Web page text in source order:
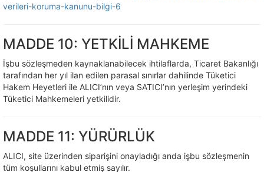
verileri-koruma-kanunu-bilgi-6
MADDE 10: YETKİLİ MAHKEME
İşbu sözleşmeden kaynaklanabilecek ihtilaflarda, Ticaret Bakanlığı
tarafından her yıl ilan edilen parasal sınırlar dahilinde Tüketici
Hakem Heyetleri ile ALICI’nın veya SATICI’nın yerleşim yerindeki
Tüketici Mahkemeleri yetkilidir.
MADDE 11: YÜRÜRLÜK
ALICI, site üzerinden siparişini onayladığı anda işbu sözleşmenin
tüm koşullarını kabul etmiş sayılır.